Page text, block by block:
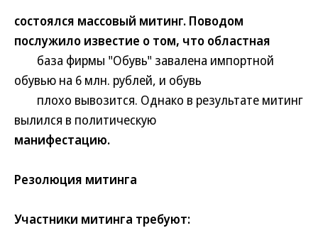
состоялся массовый митинг. Поводом
послужило известие о том, что областная
база фирмы "Обувь" завалена импортной
обувью на 6 млн. рублей, и обувь
плохо вывозится. Однако в результате митинг
вылился в политическую
манифестацию.
Резолюция митинга
Участники митинга требуют: